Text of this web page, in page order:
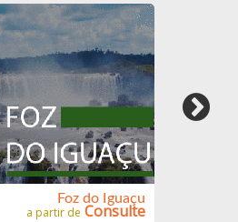
Foz do Iguaçu
a partir de Consulte